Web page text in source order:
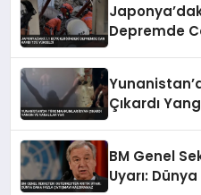
Depremde
Çıkardı
BM Genel
Uyarı: